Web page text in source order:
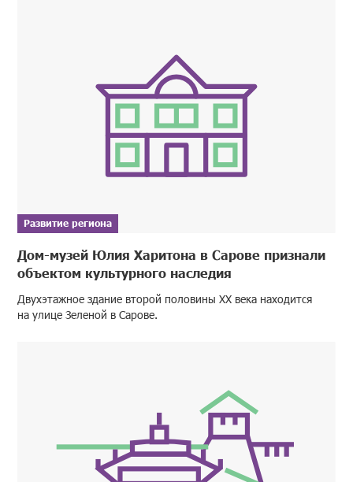
Развитие региона
Дом-музей Юлия Харитона в Сарове признали
объектом культурного наследия
Двухэтажное здание второй половины XX века находится
на улице Зеленой в Сарове.